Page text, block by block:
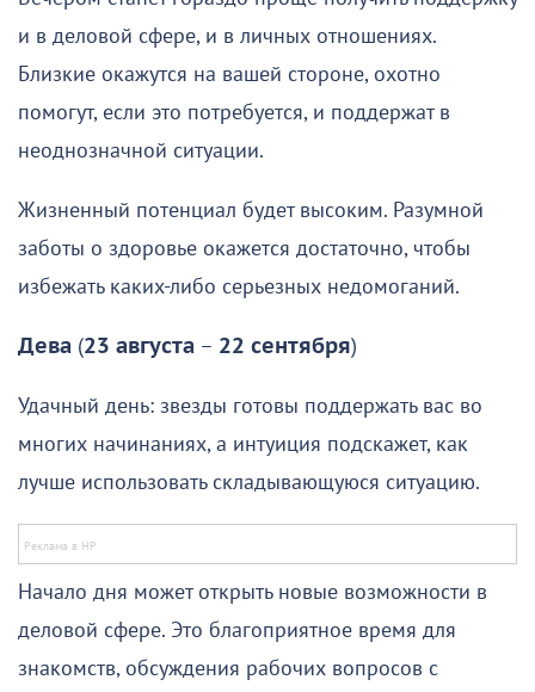
и в деловой сфере, и в личных отношениях.
Близкие окажутся на вашей стороне, охотно
помогут, если это потребуется, и поддержат в
неоднозначной ситуации.
Жизненный потенциал будет высоким. Разумной
заботы о здоровье окажется достаточно, чтобы
избежать каких-либо серьезных недомоганий.
Дева (23 августа – 22 сентября)
Удачный день: звезды готовы поддержать вас во
многих начинаниях, а интуиция подскажет, как
лучше использовать складывающуюся ситуацию.
Начало дня может открыть новые возможности в
деловой сфере. Это благоприятное время для
знакомств, обсуждения рабочих вопросов с